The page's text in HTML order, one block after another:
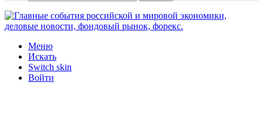
Меню
Искать
Switch skin
Войти